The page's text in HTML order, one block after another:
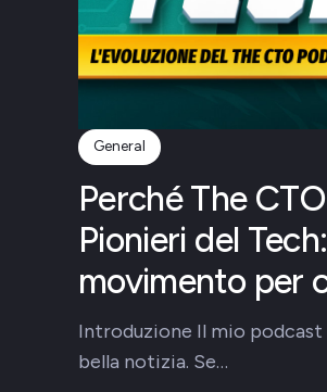
General
Perché The
Pionieri del
movimento per
Introduzione Il mio podcast
bella notizia. Se…